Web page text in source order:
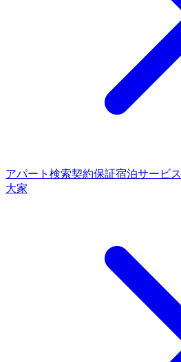
アパート検索契約保証宿泊サービス
大家